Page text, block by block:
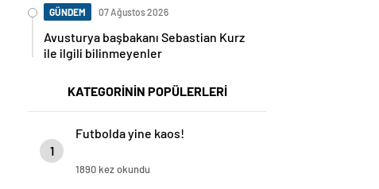
GÜNDEM 07 Ağustos 2026
Avusturya başbakanı Sebastian Kurz
ile ilgili bilinmeyenler
KATEGORİNİN POPÜLERLERİ
1
Futbolda yine kaos!
1890 kez okundu